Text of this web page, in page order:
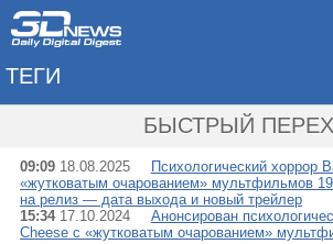
ТЕГИ
БЫСТРЫЙ
09:09 18.08.2025
Психологический хоррор
«жутковатым очарованием» мультфильмов
на релиз — дата выхода и новый трейлер
15:3417.10.2024
Анонсирован
Cheese с «жутковатым очарованием»